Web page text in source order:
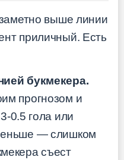
выше линии
приличный. Есть
букмекера.
прогнозом и
0.5 гола или
— слишком
съест